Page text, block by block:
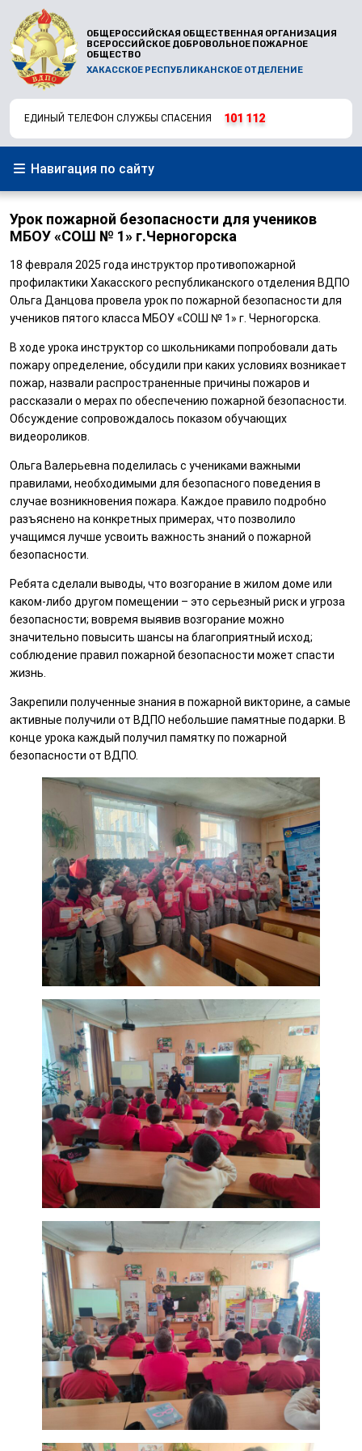
ОБЩЕРОССИЙСКАЯ ОБЩЕСТВЕННАЯ ОРГАНИЗАЦИЯ
ВСЕРОССИЙСКОЕ ДОБРОВОЛЬНОЕ ПОЖАРНОЕ
ОБЩЕСТВО
ХАКАССКОЕ РЕСПУБЛИКАНСКОЕ ОТДЕЛЕНИЕ
ЕДИНЫЙ ТЕЛЕФОН СЛУЖБЫ СПАСЕНИЯ 101 112
Навигация по сайту
Урок пожарной безопасности для учеников
МБОУ «СОШ № 1» г.Черногорска
18 февраля 2025 года инструктор противопожарной
профилактики Хакасского республиканского отделения ВДПО
Ольга Данцова провела урок по пожарной безопасности для
учеников пятого класса МБОУ «СОШ № 1» г. Черногорска.
В ходе урока инструктор со школьниками попробовали дать
пожару определение, обсудили при каких условиях возникает
пожар, назвали распространенные причины пожаров и
рассказали о мерах по обеспечению пожарной безопасности.
Обсуждение сопровождалось показом обучающих
видеороликов.
Ольга Валерьевна поделилась с учениками важными
правилами, необходимыми для безопасного поведения в
случае возникновения пожара. Каждое правило подробно
разъяснено на конкретных примерах, что позволило
учащимся лучше усвоить важность знаний о пожарной
безопасности.
Ребята сделали выводы, что возгорание в жилом доме или
каком-либо другом помещении – это серьезный риск и угроза
безопасности; вовремя выявив возгорание можно
значительно повысить шансы на благоприятный исход;
соблюдение правил пожарной безопасности может спасти
жизнь.
Закрепили полученные знания в пожарной викторине, а самые
активные получили от ВДПО небольшие памятные подарки. В
конце урока каждый получил памятку по пожарной
безопасности от ВДПО.